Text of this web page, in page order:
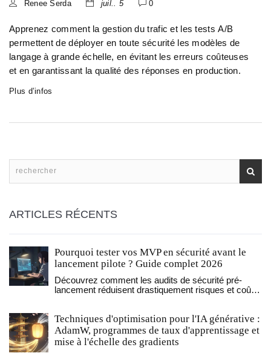
Renee Serda juil.. 5 0
Apprenez comment la gestion du trafic et les tests A/B
permettent de déployer en toute sécurité les modèles de
langage à grande échelle, en évitant les erreurs coûteuses
et en garantissant la qualité des réponses en production.
Plus d’infos
ARTICLES RÉCENTS
Pourquoi tester vos MVP en sécurité avant le
lancement pilote ? Guide complet 2026
Découvrez comment les audits de sécurité pré-
lancement réduisent drastiquement risques et coûts
Techniques d'optimisation pour l'IA générative :
AdamW, programmes de taux d'apprentissage et
mise à l'échelle des gradients